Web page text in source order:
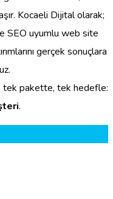
Kocaeli Dijital olarak;
SEO uyumlu web site
gerçek sonuçlara
pakette, tek hedefle:
.